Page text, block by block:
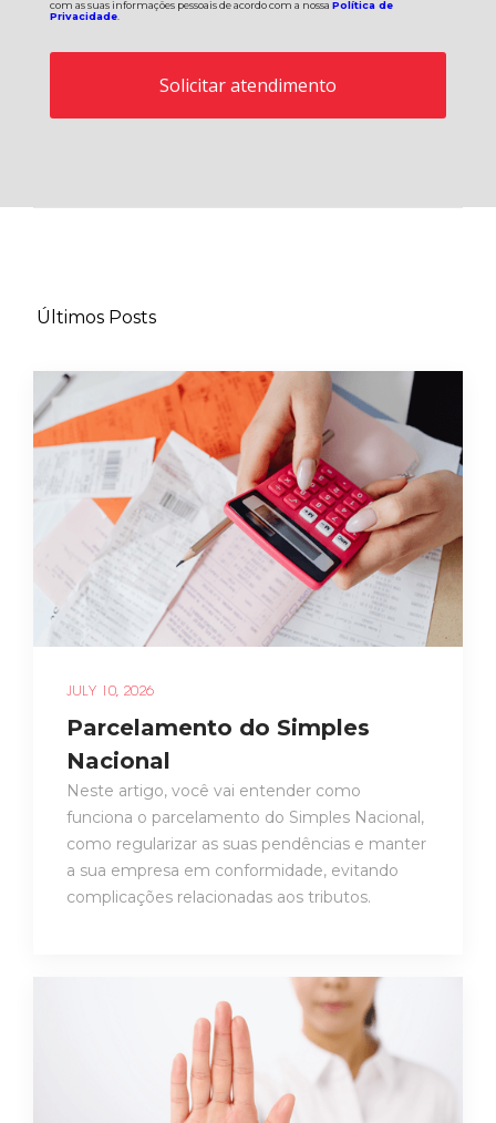
com as suas informações pessoais de acordo com a nossa Política de
Privacidade.
Últimos Posts
JULY 10, 2026
Parcelamento do Simples
Nacional
Neste artigo, você vai entender como
funciona o parcelamento do Simples Nacional,
como regularizar as suas pendências e manter
a sua empresa em conformidade, evitando
complicações relacionadas aos tributos.